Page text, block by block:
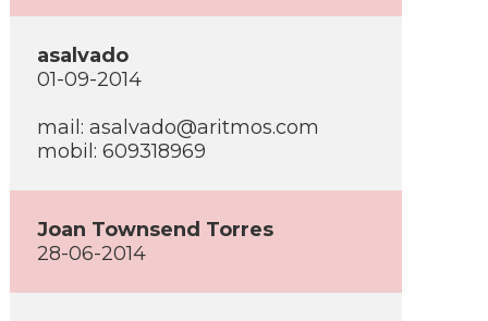
asalvado
01-09-2014
mail: asalvado@aritmos.com
mobil: 609318969
Joan Townsend Torres
28-06-2014